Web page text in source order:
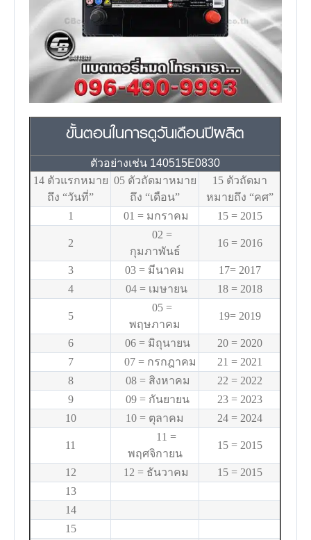
ขั้นตอนในการดูวันเดือนปีผลิต
ตัวอย่างเช่น 140515E0830
14 ตัวแรกหมาย
ถึง “วันที่”
05 ตัวถัดมาหมาย
ถึง “เดือน”
15 ตัวถัดมา
หมายถึง “คศ”
1
01 = มกราคม 15 = 2015
2
02 =
กุมภาพันธ์
16 = 2016
3 03 = มีนาคม
17= 2017
4
04 = เมษายน 18 = 2018
5
05 =
พฤษภาคม
19= 2019
6 06 = มิถุนายน
20 = 2020
7
07 = กรกฎาคม
21 = 2021
8
08 = สิงหาคม
22 = 2022
9
09 = กันยายน
23 = 2023
10
10 = ตุลาคม 24 = 2024
11
11 =
พฤศจิกายน
15 = 2015
12 12 = ธันวาคม
15 = 2015
13
14
15